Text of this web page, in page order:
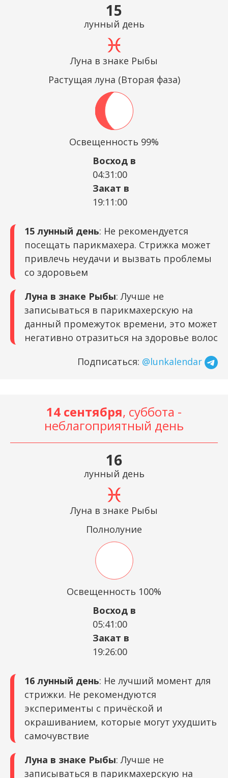
15
лунный день
Луна в знаке Рыбы
Растущая луна (Вторая фаза)
Освещенность 99%
Восход в
04:31:00
Закат в
19:11:00
15 лунный день: Не рекомендуется
посещать парикмахера. Стрижка может
привлечь неудачи и вызвать проблемы
со здоровьем
Луна в знаке Рыбы: Лучше не
записываться в парикмахерскую на
данный промежуток времени, это может
негативно отразиться на здоровье волос
Подписаться: @lunkalendar
14 сентября, суббота -
неблагоприятный день
16
лунный день
Луна в знаке Рыбы
Полнолуние
Освещенность 100%
Восход в
05:41:00
Закат в
19:26:00
16 лунный день: Не лучший момент для
стрижки. Не рекомендуются
эксперименты с причёской и
окрашиванием, которые могут ухудшить
самочувствие
Луна в знаке Рыбы: Лучше не
записываться в парикмахерскую на